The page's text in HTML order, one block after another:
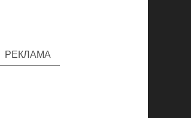
РЕКЛАМА